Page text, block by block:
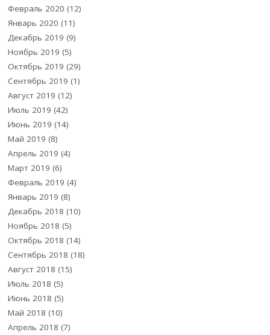
Февраль 2020 (12)
Январь 2020 (11)
Декабрь 2019 (9)
Ноябрь 2019 (5)
Октябрь 2019 (29)
Сентябрь 2019 (1)
Август 2019 (12)
Июль 2019 (42)
Июнь 2019 (14)
Май 2019 (8)
Апрель 2019 (4)
Март 2019 (6)
Февраль 2019 (4)
Январь 2019 (8)
Декабрь 2018 (10)
Ноябрь 2018 (5)
Октябрь 2018 (14)
Сентябрь 2018 (18)
Август 2018 (15)
Июль 2018 (5)
Июнь 2018 (5)
Май 2018 (10)
Апрель 2018 (7)